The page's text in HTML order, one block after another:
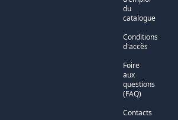
du
catalogue
Conditions
d'accès
Foire
aux
questions
(FAQ)
Contacts